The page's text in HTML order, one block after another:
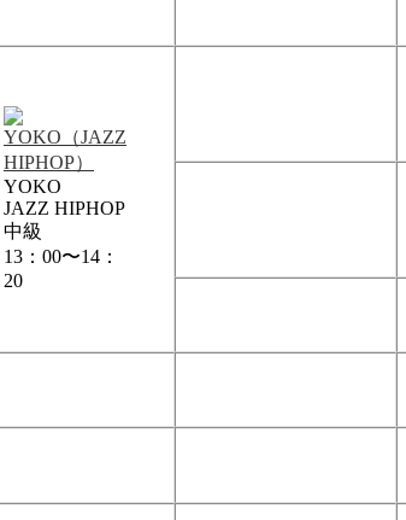
YOKO
JAZZ HIPHOP
中級
13：00〜14：
20